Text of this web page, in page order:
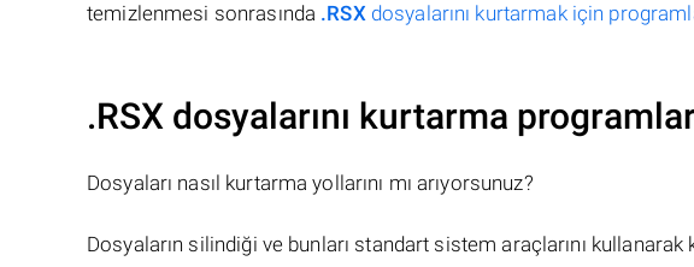
temizlenmesi sonrasında .RSXdosyalarını kurtarmak için
.RSX dosyalarını kurtarma
Dosyaları nasıl kurtarma yollarını mı arıyorsunuz?
Dosyaların silindiği ve bunları standart sistem araçlarını kullanarak